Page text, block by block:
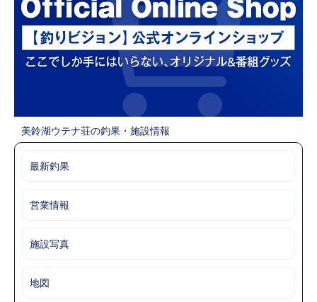
美鈴湖ウテナ荘の釣果・施設情報
最新釣果
営業情報
施設写真
地図